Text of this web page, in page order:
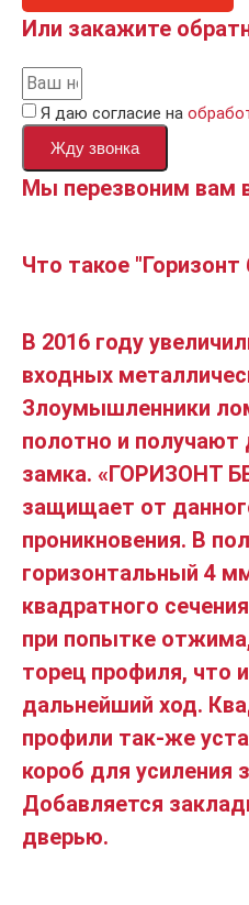
Или закажите
Я даю согласие на
Жду звонка
Мы перезвоним вам
Что такое "Горизонт
В 2016 году
входных
Злоумышленники
полотно и получают
замка. «ГОРИЗОНТ
защищает от
проникновения. В
горизонтальный 4
квадратного
при попытке
торец профиля, что
дальнейший ход.
профили так-же
короб для усиления
Добавляется
дверью.